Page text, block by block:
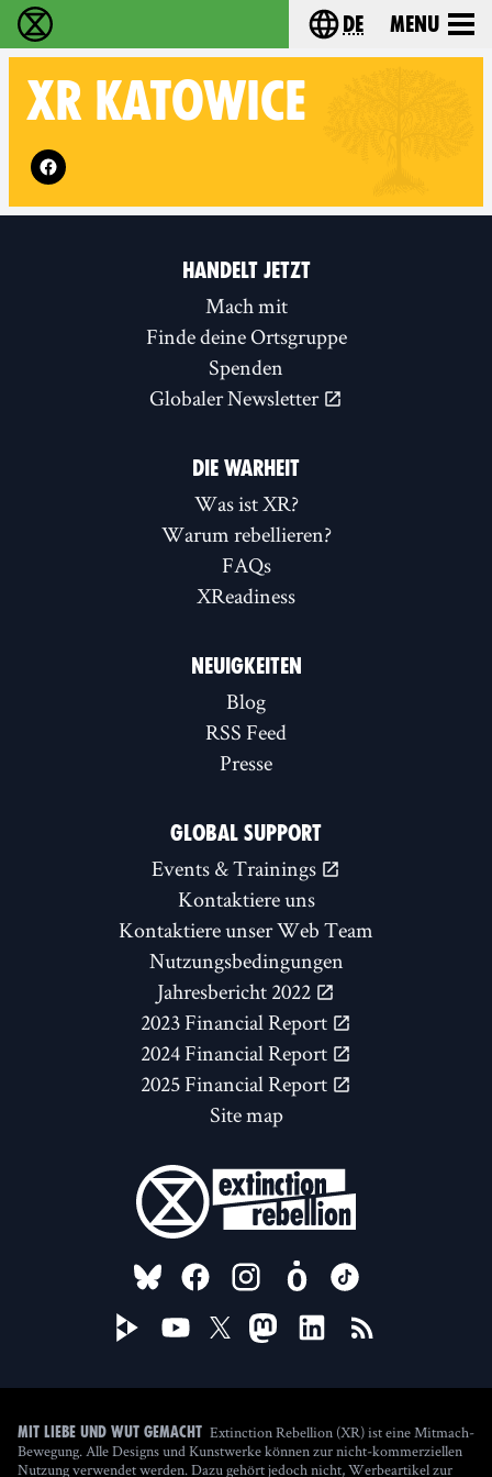
extinction rebellion - Home Choose your
de Menu
XR KATOWICE
Follow XR Katowice on
HANDELT JETZT
Mach mit
Finde deine Ortsgruppe
Spenden
Globaler Newsletter
DIE WARHEIT
Was ist XR?
Warum rebellieren?
FAQs
XReadiness
NEUIGKEITEN
Blog
RSS Feed
Presse
GLOBAL SUPPORT
Events & Trainings
Kontaktiere uns
Kontaktiere unser Web Team
Nutzungsbedingungen
Jahresbericht 2022
2023 Financial Report
2024 Financial Report
2025 Financial Report
Site map
FOLLOW US ON
Mit Liebe und Wut gemacht Extinction Rebellion (XR) ist eine Mitmach-
Bewegung. Alle Designs und Kunstwerke können zur nicht-kommerziellen
Nutzung verwendet werden. Dazu gehört jedoch nicht, Werbeartikel zur